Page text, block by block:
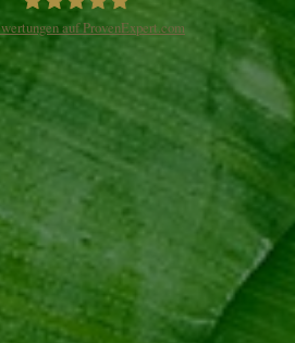
Naturheilpraxis Weiland Lahnstein
auf ProvenExpert.com